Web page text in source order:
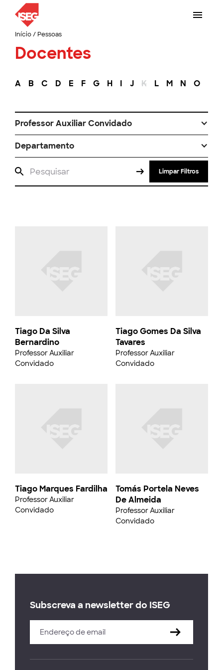
Início/ Pessoas
Docentes
A B C D E F G H I J K L M N O
Professor Auxiliar Convidado
Departamento
Limpar Filtros
Tiago Da Silva
Bernardino
Professor Auxiliar
Convidado
Tiago Marques Fardilha
Professor Auxiliar
Convidado
Tiago Gomes Da Silva
Tavares
Professor Auxiliar
Convidado
Tomás Portela Neves
De Almeida
Professor Auxiliar
Convidado
Subscreva a newsletter do ISEG